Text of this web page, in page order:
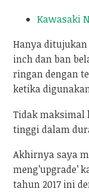
Kawasaki
Hanya
inch dan ban
ringan dengan
ketika
Tidak maksimal
tinggi dalam
Akhirnya saya
meng’upgrade’
tahun 2017 ini